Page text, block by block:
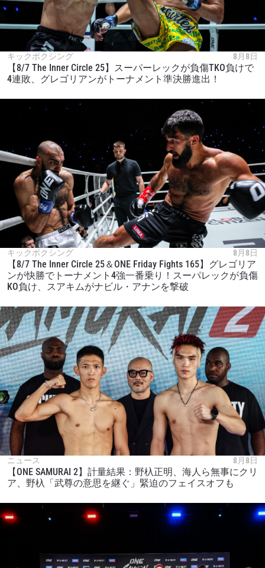
キックボクシング 8月8日
【8/7 The Inner Circle 25】スーパーレックが負傷TKO負けで
4連敗、グレゴリアンがトーナメント準決勝進出！
キックボクシング 8月8日
【8/7 The Inner Circle 25＆ONE Friday Fights 165】グレゴリア
ンが快勝でトーナメント4強一番乗り！スーパレックが負傷
KO負け、スアキムがナビル・アナンを撃破
ニュース 8月8日
【ONE SAMURAI 2】計量結果：野杁正明、海人ら無事にクリ
ア、野杁「武尊の意思を継ぐ」緊迫のフェイスオフも
対戦相手
ハイライトを見る
最新情報をゲット
ONEチャンピオンシップとどこでも一緒！ 最新ニ
ュース、特別オファー、ライブイベントの最高の
席をゲットするため今すぐ登録を！
Eメール
名前（ローマ字で記入）
購読
このフォームを送信することにより、お客様は当
社のプライバシーポリシーに基づく情報の収集、
使用および開示に同意したことになります。お客
様は、いつでも配信を停止することができます。